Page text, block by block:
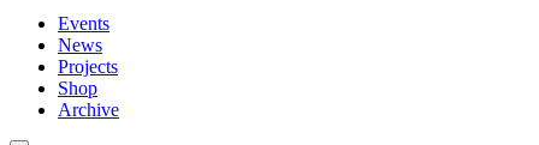
Events
News
Projects
Shop
Archive